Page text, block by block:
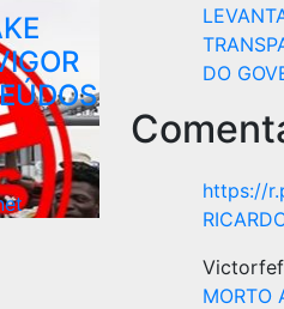
DO
https://
Victorfef
MORTO